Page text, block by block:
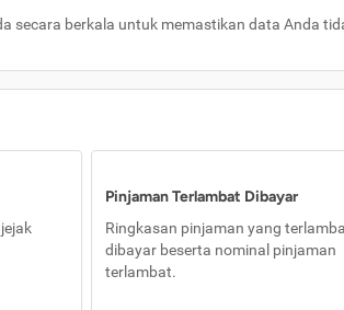
secara berkala untuk memastikan data Anda
Pinjaman Terlambat Dibayar
Ringkasan pinjaman yang
dibayar beserta nominal pinjaman
terlambat.